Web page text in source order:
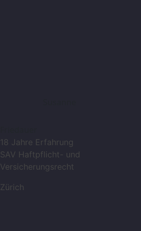
18 Jahre Erfahrung
SAV Haftpflicht- und
Versicherungsrecht
Zürich